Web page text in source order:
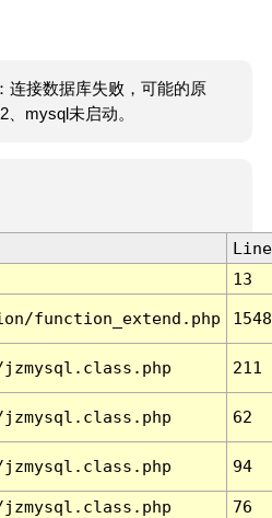
连接数据库失败，可能的原
mysql未启动。
Line
13
function_extend.php 1548
211
62
94
76